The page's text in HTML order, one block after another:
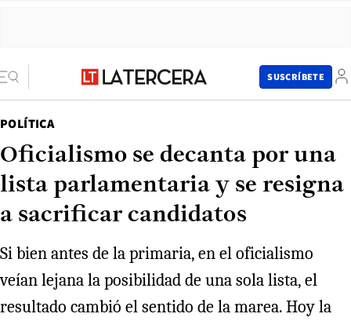
SUSCRÍBETE
POLÍTICA
Oficialismo se decanta por una
lista parlamentaria y se resigna
a sacrificar candidatos
Si bien antes de la primaria, en el oficialismo
veían lejana la posibilidad de una sola lista, el
resultado cambió el sentido de la marea. Hoy la